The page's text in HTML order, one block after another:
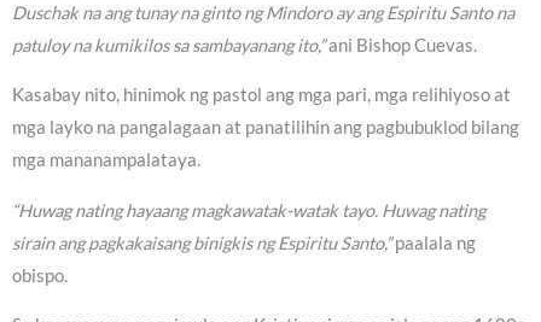
Duschak na ang tunay na ginto ng Mindoro ay ang Espiritu Santo na
patuloy na kumikilos sa sambayanang ito,”ani Bishop Cuevas.
Kasabay nito, hinimok ng pastol ang mga pari, mga relihiyoso at
mga layko na pangalagaan at panatilihin ang pagbubuklod bilang
mga mananampalataya.
“Huwag nating hayaang magkawatak-watak tayo. Huwag nating
sirain ang pagkakaisang binigkis ng Espiritu Santo,”paalala ng
obispo.